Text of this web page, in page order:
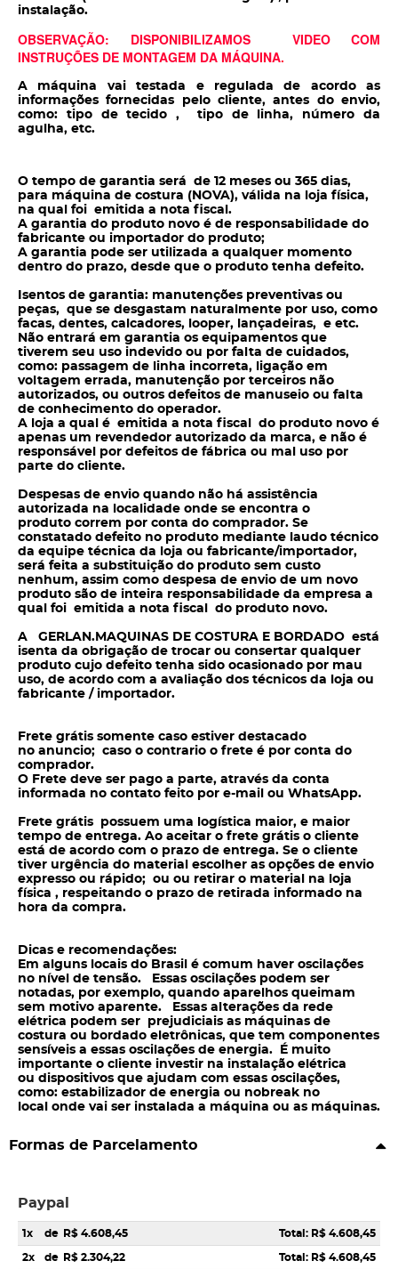
instalação.
OBSERVAÇÃO: DISPONIBILIZAMOS VIDEO COM
INSTRUÇÕES DE MONTAGEM DA MÁQUINA.
A máquina vai testada e regulada de acordo as
informações fornecidas pelo cliente, antes do envio,
como: tipo de tecido , tipo de linha, número da
agulha, etc.
O tempo de garantia será de 12 meses ou 365 dias,
para máquina de costura (NOVA), válida na loja física,
na qual foi emitida a nota fiscal.
A garantia do produto novo é de responsabilidade do
fabricante ou importador do produto;
A garantia pode ser utilizada a qualquer momento
dentro do prazo, desde que o produto tenha defeito.
Isentos de garantia: manutenções preventivas ou
peças, que se desgastam naturalmente por uso, como
facas, dentes, calcadores, looper, lançadeiras, e etc.
Não entrará em garantia os equipamentos que
tiverem seu uso indevido ou por falta de cuidados,
como: passagem de linha incorreta, ligação em
voltagem errada, manutenção por terceiros não
autorizados, ou outros defeitos de manuseio ou falta
de conhecimento do operador.
A loja a qual é emitida a nota fiscal do produto novo é
apenas um revendedor autorizado da marca, e não é
responsável por defeitos de fábrica ou mal uso por
parte do cliente.
Despesas de envio quando não há assistência
autorizada na localidade onde se encontra o
produto correm por conta do comprador. Se
constatado defeito no produto mediante laudo técnico
da equipe técnica da loja ou fabricante/importador,
será feita a substituição do produto sem custo
nenhum, assim como despesa de envio de um novo
produto são de inteira responsabilidade da empresa a
qual foi emitida a nota fiscal do produto novo.
A GERLAN.MAQUINAS DE COSTURA E BORDADO está
isenta da obrigação de trocar ou consertar qualquer
produto cujo defeito tenha sido ocasionado por mau
uso, de acordo com a avaliação dos técnicos da loja ou
fabricante / importador.
Frete grátis somente caso estiver destacado
no anuncio; caso o contrario o frete é por conta do
comprador.
O Frete deve ser pago a parte, através da conta
informada no contato feito por e-mail ou WhatsApp.
Frete grátis possuem uma logística maior, e maior
tempo de entrega. Ao aceitar o frete grátis o cliente
está de acordo com o prazo de entrega. Se o cliente
tiver urgência do material escolher as opções de envio
expresso ou rápido; ou ou retirar o material na loja
física , respeitando o prazo de retirada informado na
hora da compra.
Dicas e recomendações:
Em alguns locais do Brasil é comum haver oscilações
no nível de tensão. Essas oscilações podem ser
notadas, por exemplo, quando aparelhos queimam
sem motivo aparente. Essas alterações da rede
elétrica podem ser prejudiciais as máquinas de
costura ou bordado eletrônicas, que tem componentes
sensíveis a essas oscilações de energia. É muito
importante o cliente investir na instalação elétrica
ou dispositivos que ajudam com essas oscilações,
como: estabilizador de energia ou nobreak no
local onde vai ser instalada a máquina ou as máquinas.
Formas de Parcelamento
Paypal
1x de R$ 4.608,45 Total: R$ 4.608,45
2x de R$ 2.304,22 Total: R$ 4.608,45